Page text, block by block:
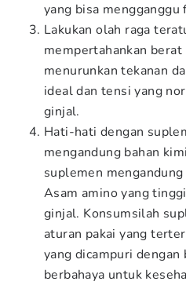
yang bisa mengganggu
Lakukan olah raga
mempertahankan berat
menurunkan tekanan
ideal dan tensi yang
ginjal.
Hati-hati dengan
mengandung bahan
suplemen
Asam amino yang
ginjal. Konsumsilah
aturan pakai yang
yang dicampuri dengan
berbahaya untuk